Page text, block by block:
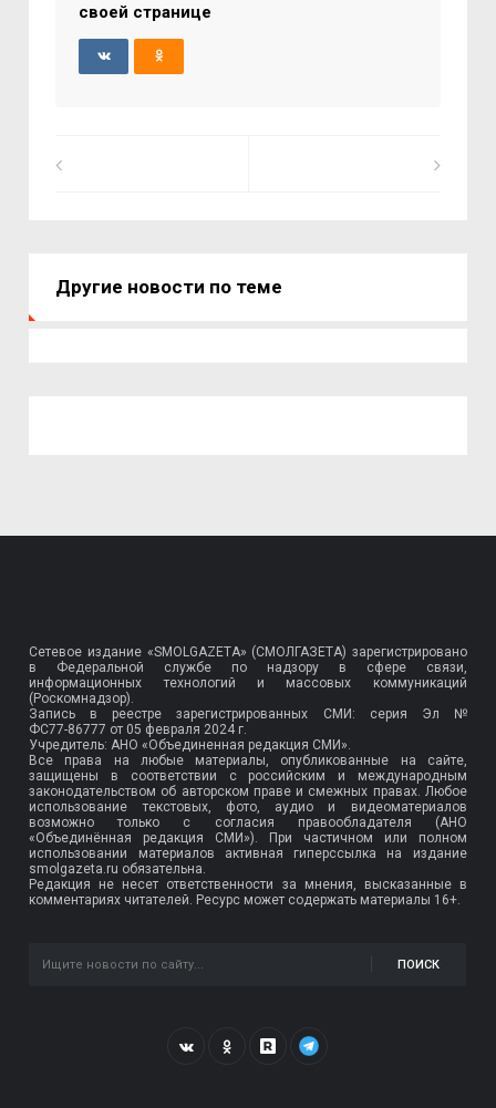
своей странице
Другие новости по теме
Сетевое издание «SMOLGAZETA» (СМОЛГАЗЕТА) зарегистрировано
в Федеральной службе по надзору в сфере связи,
информационных технологий и массовых коммуникаций
(Роскомнадзор).
Запись в реестре зарегистрированных СМИ: серия Эл №
ФС77-86777 от 05 февраля 2024 г.
Учредитель: АНО «Объединенная редакция СМИ».
Все права на любые материалы, опубликованные на сайте,
защищены в соответствии с российским и международным
законодательством об авторском праве и смежных правах. Любое
использование текстовых, фото, аудио и видеоматериалов
возможно только с согласия правообладателя (АНО
«Объединённая редакция СМИ»). При частичном или полном
использовании материалов активная гиперссылка на издание
smolgazeta.ru обязательна.
Редакция не несет ответственности за мнения, высказанные в
комментариях читателей. Ресурс может содержать материалы 16+.
ПОИСК